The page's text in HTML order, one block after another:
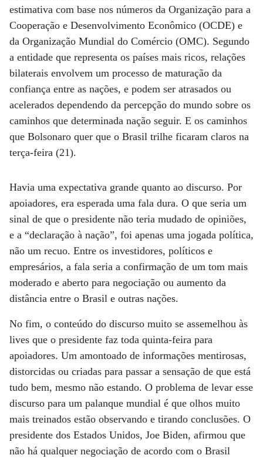
estimativa com base nos números da Organização para a
Cooperação e Desenvolvimento Econômico (OCDE) e
da Organização Mundial do Comércio (OMC). Segundo
a entidade que representa os países mais ricos, relações
bilaterais envolvem um processo de maturação da
confiança entre as nações, e podem ser atrasados ou
acelerados dependendo da percepção do mundo sobre os
caminhos que determinada nação seguir. E os caminhos
que Bolsonaro quer que o Brasil trilhe ficaram claros na
terça-feira (21).
Havia uma expectativa grande quanto ao discurso. Por
apoiadores, era esperada uma fala dura. O que seria um
sinal de que o presidente não teria mudado de opiniões,
e a “declaração à nação”, foi apenas uma jogada política,
não um recuo. Entre os investidores, políticos e
empresários, a fala seria a confirmação de um tom mais
moderado e aberto para negociação ou aumento da
distância entre o Brasil e outras nações.
No fim, o conteúdo do discurso muito se assemelhou às
lives que o presidente faz toda quinta-feira para
apoiadores. Um amontoado de informações mentirosas,
distorcidas ou criadas para passar a sensação de que está
tudo bem, mesmo não estando. O problema de levar esse
discurso para um palanque mundial é que olhos muito
mais treinados estão observando e tirando conclusões. O
presidente dos Estados Unidos, Joe Biden, afirmou que
não há qualquer negociação de acordo com o Brasil